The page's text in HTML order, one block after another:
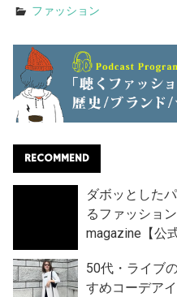
ファッション
RECOMMEND
ダボッとした
るファッショ
magazine【公式
50代・ライブ
すめコーデアイ